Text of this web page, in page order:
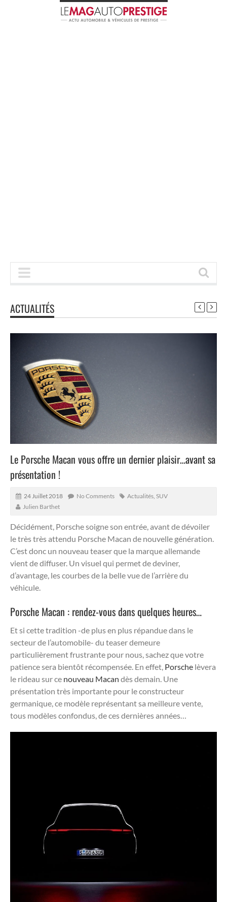
ACTUALITÉS
Le Porsche Macan vous offre un dernier plaisir…avant sa
présentation !
24 Juillet 2018 No Comments Actualités SUV
Julien Barthet
Décidément, Porsche soigne son entrée, avant de dévoiler
le très très attendu Porsche Macan de nouvelle génération.
C’est donc un nouveau teaser que la marque allemande
vient de diffuser. Un visuel qui permet de deviner,
d’avantage, les courbes de la belle vue de l’arrière du
véhicule.
Porsche Macan : rendez-vous dans quelques heures…
Et si cette tradition -de plus en plus répandue dans le
secteur de l’automobile- du teaser demeure
particulièrement frustrante pour nous, sachez que votre
patience sera bientôt récompensée. En effet, Porsche lèvera
le rideau sur ce nouveau Macan dès demain. Une
présentation très importante pour le constructeur
germanique, ce modèle représentant sa meilleure vente,
tous modèles confondus, de ces dernières années…